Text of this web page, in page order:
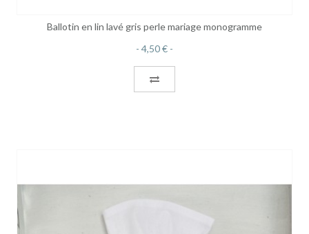
Ballotin en lin lavé gris perle mariage monogramme
4,50 €